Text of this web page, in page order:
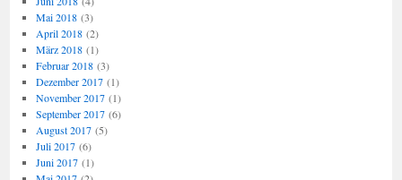
Mai 2018(3)
April 2018(2)
März 2018(1)
Februar 2018(3)
Dezember 2017(1)
November 2017(1)
September 2017(6)
August 2017(5)
Juli 2017(6)
Juni 2017(1)